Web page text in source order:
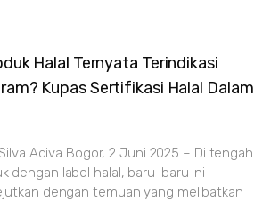
Halal Ternyata Terindikasi
Kupas Sertifikasi Halal Dalam
Adiva Bogor, 2 Juni 2025 – Di tengah
dengan label halal, baru-baru ini
dengan temuan yang melibatkan